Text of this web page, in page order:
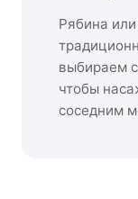
Рябина
выбираем
чтобы
соседним